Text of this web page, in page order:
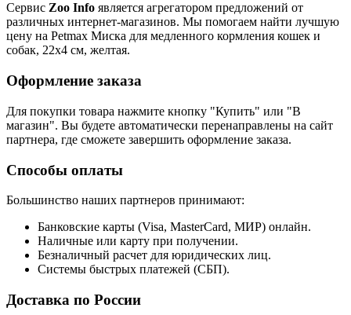
Сервис Zoo Info является агрегатором предложений от
различных интернет-магазинов. Мы помогаем найти лучшую
цену на Petmax Миска для медленного кормления кошек и
собак, 22х4 см, желтая.
Оформление заказа
Для покупки товара нажмите кнопку "Купить" или "В
магазин". Вы будете автоматически перенаправлены на сайт
партнера, где сможете завершить оформление заказа.
Способы оплаты
Большинство наших партнеров принимают:
Банковские карты (Visa, MasterCard, МИР) онлайн.
Наличные или карту при получении.
Безналичный расчет для юридических лиц.
Системы быстрых платежей (СБП).
Доставка по России